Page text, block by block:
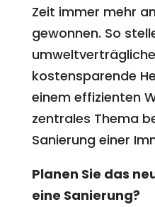
Zeit immer mehr
gewonnen. So
kostensparende
einem effizienten
zentrales Thema
Sanierung einer
Planen Sie das
eine Sanierung?